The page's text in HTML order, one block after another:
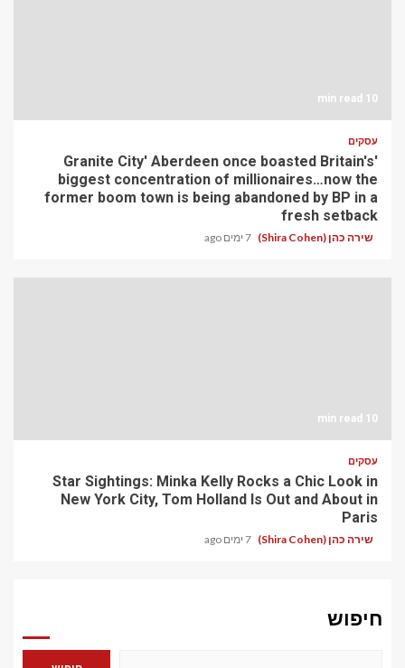
10 min read
עסקים
'Granite City' Aberdeen once boasted Britain's
biggest concentration of millionaires…now the
former boom town is being abandoned by BP in a
fresh setback
שירה כהן (Shira Cohen) 7 ימים ago
10 min read
עסקים
Star Sightings: Minka Kelly Rocks a Chic Look in
New York City, Tom Holland Is Out and About in
Paris
שירה כהן (Shira Cohen) 7 ימים ago
חיפוש